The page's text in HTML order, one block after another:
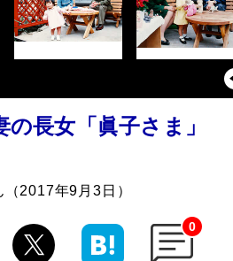
の長女「眞子さま」
2017年9月3日）
0